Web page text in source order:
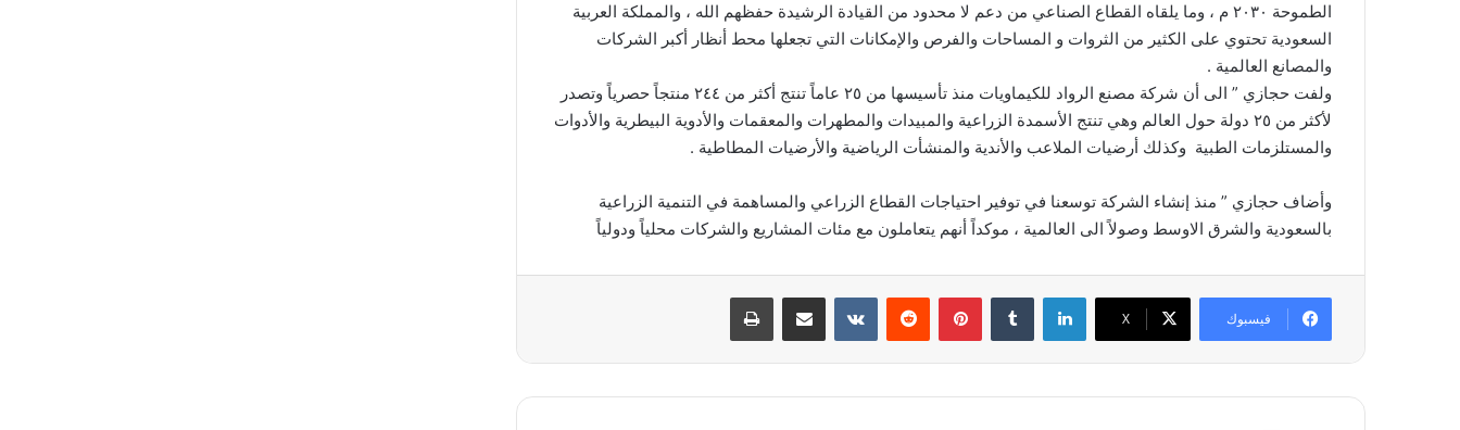
الطموحة ٢٠٣٠ م ، وما يلقاه القطاع الصناعي من دعم لا محدود من القيادة الرشيدة حفظهم الله ، والمملكة العربية
السعودية تحتوي على الكثير من الثروات و المساحات والفرص والإمكانات التي تجعلها محط أنظار أكبر الشركات
والمصانع العالمية .
ولفت حجازي ” الى أن شركة مصنع الرواد للكيماويات منذ تأسيسها من ٢٥ عاماً تنتج أكثر من ٢٤٤ منتجاً حصرياً وتصدر
لأكثر من ٢٥ دولة حول العالم وهي تنتج الأسمدة الزراعية والمبيدات والمطهرات والمعقمات والأدوية البيطرية والأدوات
والمستلزمات الطبية وكذلك أرضيات الملاعب والأندية والمنشأت الرياضية والأرضيات المطاطية .
وأضاف حجازي ” منذ إنشاء الشركة توسعنا في توفير احتياجات القطاع الزراعي والمساهمة في التنمية الزراعية
بالسعودية والشرق الاوسط وصولاً الى العالمية ، موكداً أنهم يتعاملون مع مئات المشاريع والشركات محلياً ودولياً
فيسبوك ‫X
لينكدإن بينتيريست مشاركة عبر البريد طباعة